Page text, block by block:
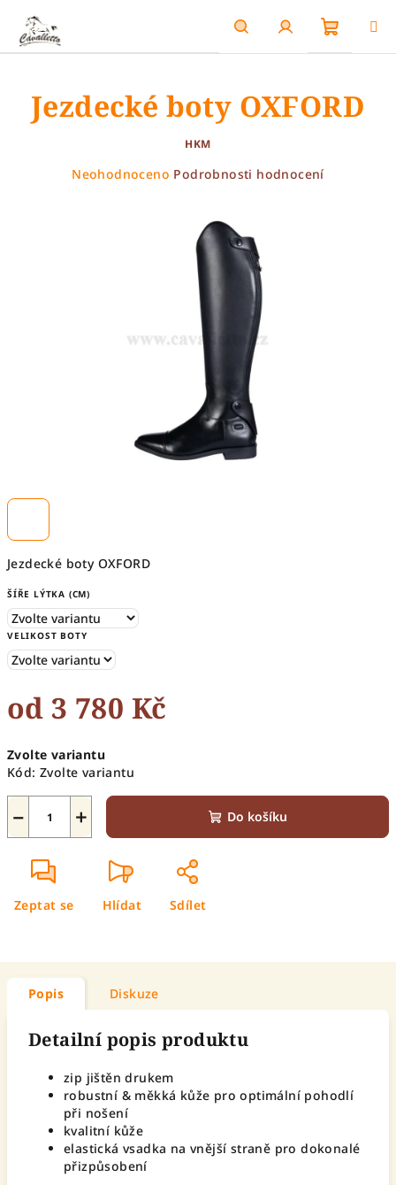
obsah
HledatPřihlášení
košík
Jezdecké boty OXFORD
ŠÍŘE LÝTKA (CM)
VELIKOST BOTY
od 3 780 Kč
cena:
Zvolte variantu
Kód: Zvolte variantu
+
− Do košíku
Zeptat se Hlídat Sdílet
Jezdecké boty OXFORD
HKM
Průměrné
Neohodnoceno Podrobnosti hodnocení
Popis Diskuze
Detailní popis produktu
zip jištěn drukem
robustní & měkká kůže pro optimální pohodlí
při nošení
kvalitní kůže
elastická vsadka na vnější straně pro dokonalé
přizpůsobení